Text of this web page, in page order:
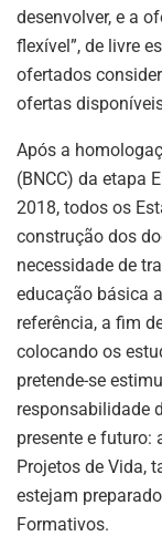
desenvolver, e a
flexível”, de livre
ofertados
ofertas
Após a
(BNCC) da etapa
2018, todos os
construção dos
necessidade de
educação básica
referência, a fim
colocando os
pretende-se
responsabilidade
presente e futuro:
Projetos de Vida,
estejam
Formativos.